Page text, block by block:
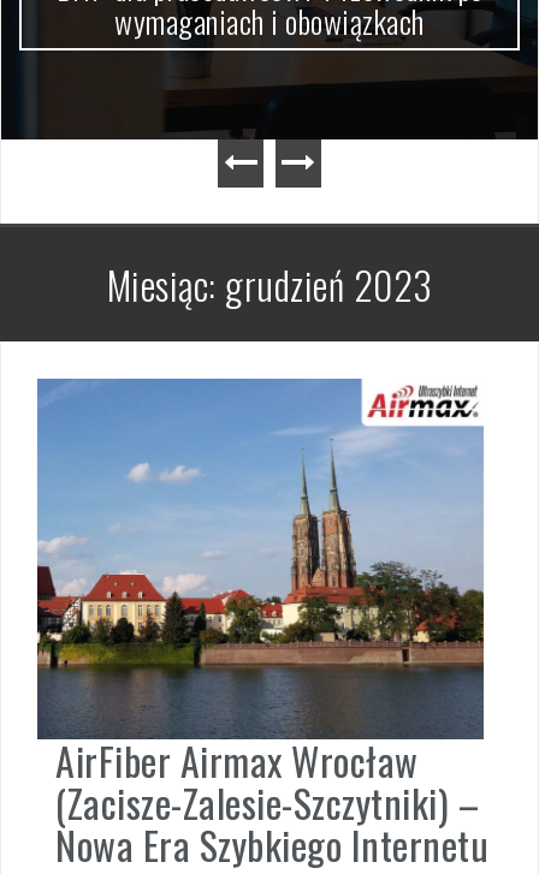
wymaganiach i obowiązkach
Miesiąc: grudzień 2023
AirFiber Airmax Wrocław
(Zacisze-Zalesie-Szczytniki) –
Nowa Era Szybkiego Internetu